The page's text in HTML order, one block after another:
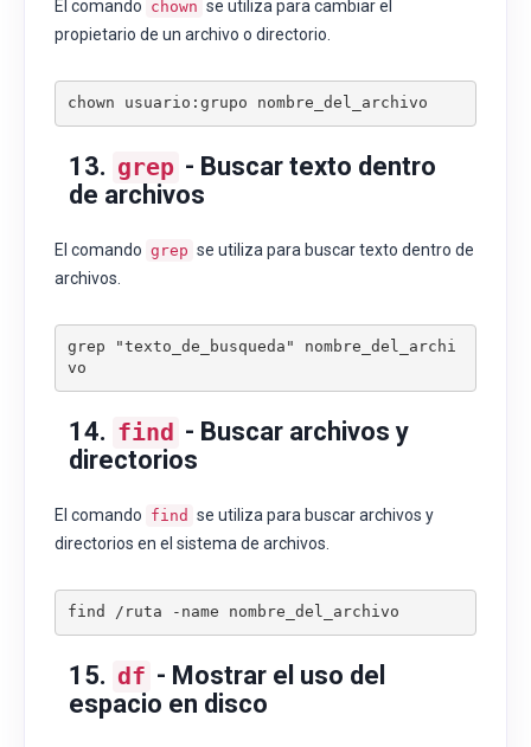
El comando chown se utiliza para cambiar el
propietario de un archivo o directorio.
chown usuario:grupo nombre_del_archivo
13. grep - Buscar texto dentro
de archivos
El comando grep se utiliza para buscar texto dentro de
archivos.
grep "texto_de_busqueda" nombre_del_archi
vo
14. find - Buscar archivos y
directorios
El comando find se utiliza para buscar archivos y
directorios en el sistema de archivos.
find /ruta -name nombre_del_archivo
15. df - Mostrar el uso del
espacio en disco